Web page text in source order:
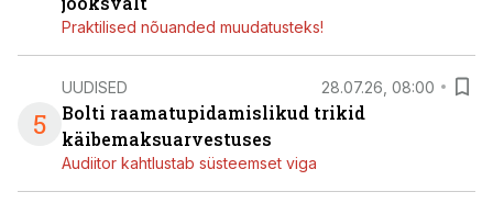
Praktilised nõuanded muudatusteks!
5
UUDISED 28.07.26, 08:00
Bolti raamatupidamislikud trikid
käibemaksuarvestuses
Audiitor kahtlustab süsteemset viga